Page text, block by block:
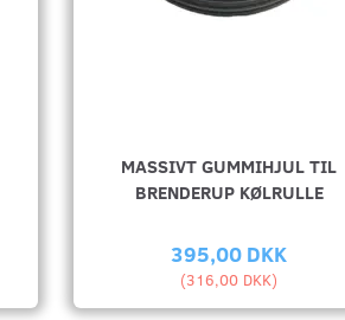
MASSIVT GUMMIHJUL TIL
BRENDERUP KØLRULLE
395,00 DKK
(316,00 DKK)